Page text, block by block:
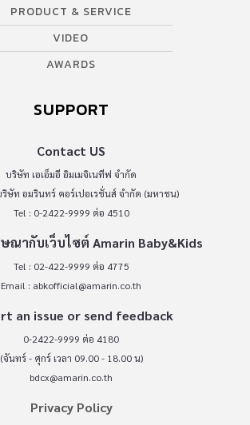
PRODUCT & SERVICE
VIDEO
AWARDS
SUPPORT
Contact US
บริษัท เอเอ็มอี อิมเมจิเนทีฟ จำกัด
ริษัท อมรินทร์ คอร์เปอเรชั่นส์ จำกัด (มหาชน)
Tel : 0-2422-9999 ต่อ 4510
ณากับเว็บไซต์ Amarin Baby&Kids
Tel : 02-422-9999 ต่อ 4775
Email : abkofficial@amarin.co.th
an issue or send feedback
0-2422-9999 ต่อ 4180
(จันทร์ - ศุกร์ เวลา 09.00 - 18.00 น)
bdcx@amarin.co.th
Privacy Policy